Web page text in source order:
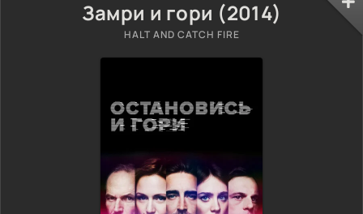
Замри и гори (2014)
HALT AND CATCH FIRE